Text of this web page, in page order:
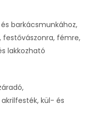
barkácsmunkához,
festővászonra, fémre,
lakkozható
kül- és